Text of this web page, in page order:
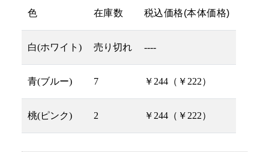
色 在庫数 税込価格(本体価格)
白(ホワイト) 売り切れ ----
青(ブルー) 7 ￥244（￥222）
桃(ピンク) 2 ￥244（￥222）